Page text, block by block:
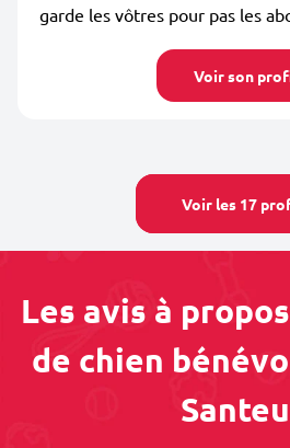
garde les vôtres pour pas les
Voir son
Voir les 17
Les avis à
de chien